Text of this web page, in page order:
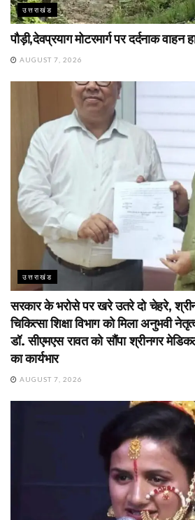
उत्तराखंड
पौड़ी,देवप्रयाग मोटरमार्ग पर दर्दनाक वाहन
AUGUST 7, 2026
उत्तराखंड
सरकार के भरोसे पर खरे उतरे दो चेहरे,
चिकित्सा शिक्षा विभाग को मिला अनुभवी
डॉ. सीएमएस रावत को सौंपा श्रीनगर
का कार्यभार
AUGUST 7, 2026